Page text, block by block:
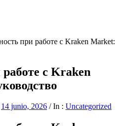
при работе с Kraken Market:
с Kraken
14 junio, 2026 /In : Uncategorized